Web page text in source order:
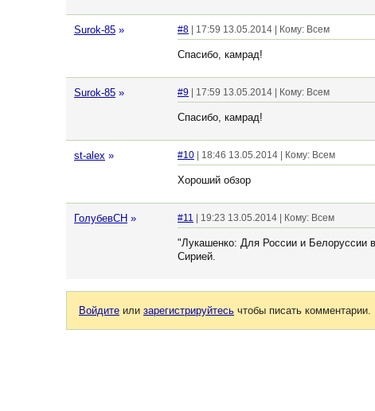
Surok-85 » #8 | 17:59 13.05.2014 | Кому: Всем
Спасибо, камрад!
Surok-85 » #9 | 17:59 13.05.2014 | Кому: Всем
Спасибо, камрад!
st-alex » #10 | 18:46 13.05.2014 | Кому: Всем
Хороший обзор
ГолубевСН » #11 | 19:23 13.05.2014 | Кому: Всем
"Лукашенко: Для России и Белоруссии
Сирией.
Войдите или зарегистрируйтесь чтобы писать комментарии.